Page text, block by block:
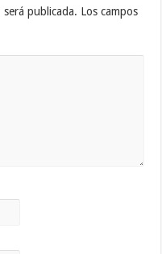
publicada. Los campos